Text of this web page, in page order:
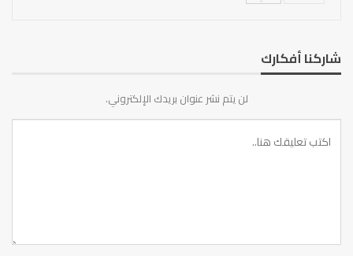
شاركنا أفكارك
لن يتم نشر عنوان بريدك الإلكتروني.